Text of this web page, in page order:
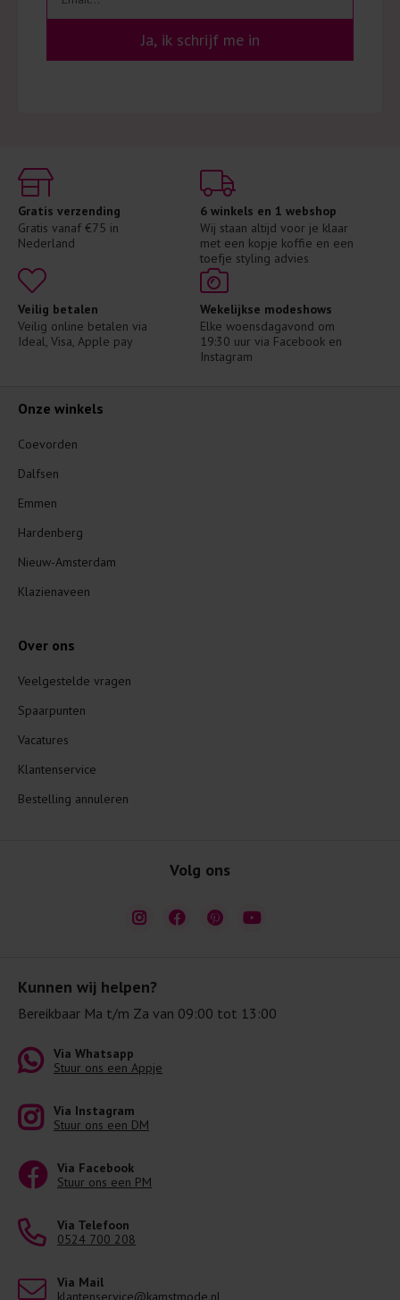
Ja, ik schrijf me in
Gratis verzending
Gratis vanaf €75 in
Nederland
6 winkels en 1 webshop
Wij staan altijd voor je klaar
met een kopje koffie en een
toefje styling advies
Veilig betalen
Veilig online betalen via
Ideal, Visa, Apple pay
Wekelijkse modeshows
Elke woensdagavond om
19:30 uur via Facebook en
Instagram
Kunnen wij helpen?
Bereikbaar Ma t/m Za van 09:00 tot 13:00
Via Whatsapp
Stuur ons een Appje
Via Instagram
Stuur ons een DM
Via Facebook
Stuur ons een PM
Via Telefoon
0524 700 208
Via Mail
klantenservice@kamstmode.nl
Onze winkels
Coevorden
Dalfsen
Emmen
Hardenberg
Nieuw-Amsterdam
Klazienaveen
Over ons
Veelgestelde vragen
Spaarpunten
Vacatures
Klantenservice
Bestelling annuleren
Volg ons